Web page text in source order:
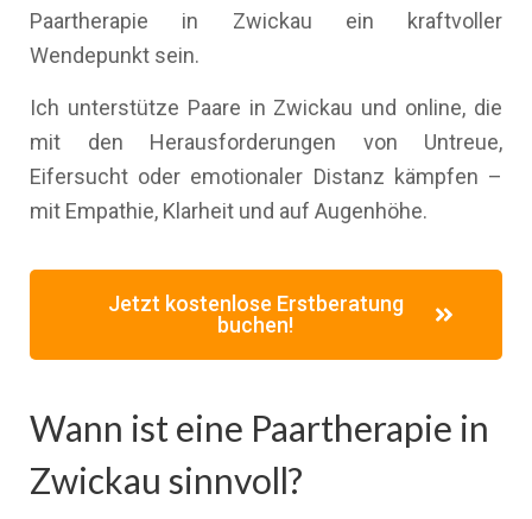
Paartherapie in Zwickau ein kraftvoller
Wendepunkt sein.
Ich unterstütze Paare in Zwickau und online, die
mit den Herausforderungen von Untreue,
Eifersucht oder emotionaler Distanz kämpfen –
mit Empathie, Klarheit und auf Augenhöhe.
Jetzt kostenlose Erstberatung
buchen!
Wann ist eine Paartherapie in
Zwickau sinnvoll?